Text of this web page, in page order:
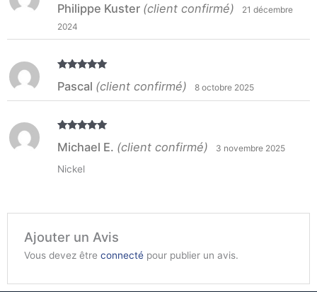
5
Philippe Kuster (client confirmé)
21 décembre
2024
5
Pascal (client confirmé) 8 octobre 2025
5
Michael E. (client confirmé) 3 novembre 2025
Nickel
Ajouter un Avis
Vous devez être connectépour publier un avis.